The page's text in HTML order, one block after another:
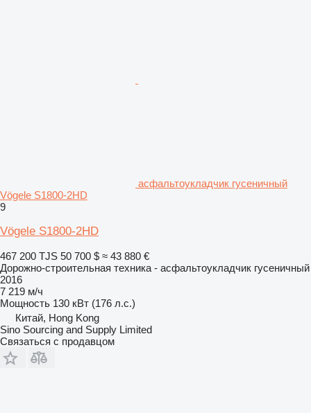
асфальтоукладчик гусеничный
Vögele S1800-2HD
9
Vögele S1800-2HD
467 200 TJS 50 700 $ ≈ 43 880 €
Дорожно-строительная техника - асфальтоукладчик гусеничный
2016
7 219 м/ч
Мощность 130 кВт (176 л.с.)
Китай, Hong Kong
Sino Sourcing and Supply Limited
Связаться с продавцом